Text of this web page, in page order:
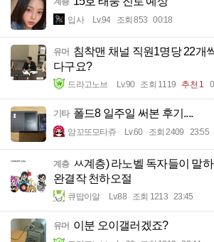
입사 Lv.94 조회 853 00:18
유머 침착맨 채널 직원1명당 22개
다구요?
드라고노브 Lv.90 조회 1119 추천 1
기타 폴드8 일주일 써본 후기....
암꼬또모타쥬 Lv.60 조회 2409 23:55
계층 ㅆ계층) 라노벨 독자들이 말
완결작 천하오절
큐땁이알 Lv.88 조회 1213 23:45
유머 이분 오이갤러겠죠?